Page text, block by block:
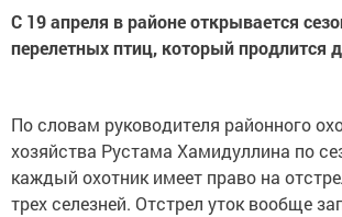
С 19 апреля в районе открывается
перелетных птиц, который продлится
По словам руководителя районного
хозяйства Рустама Хамидуллина по
каждый охотник имеет право на
трех селезней. Отстрел уток вообще